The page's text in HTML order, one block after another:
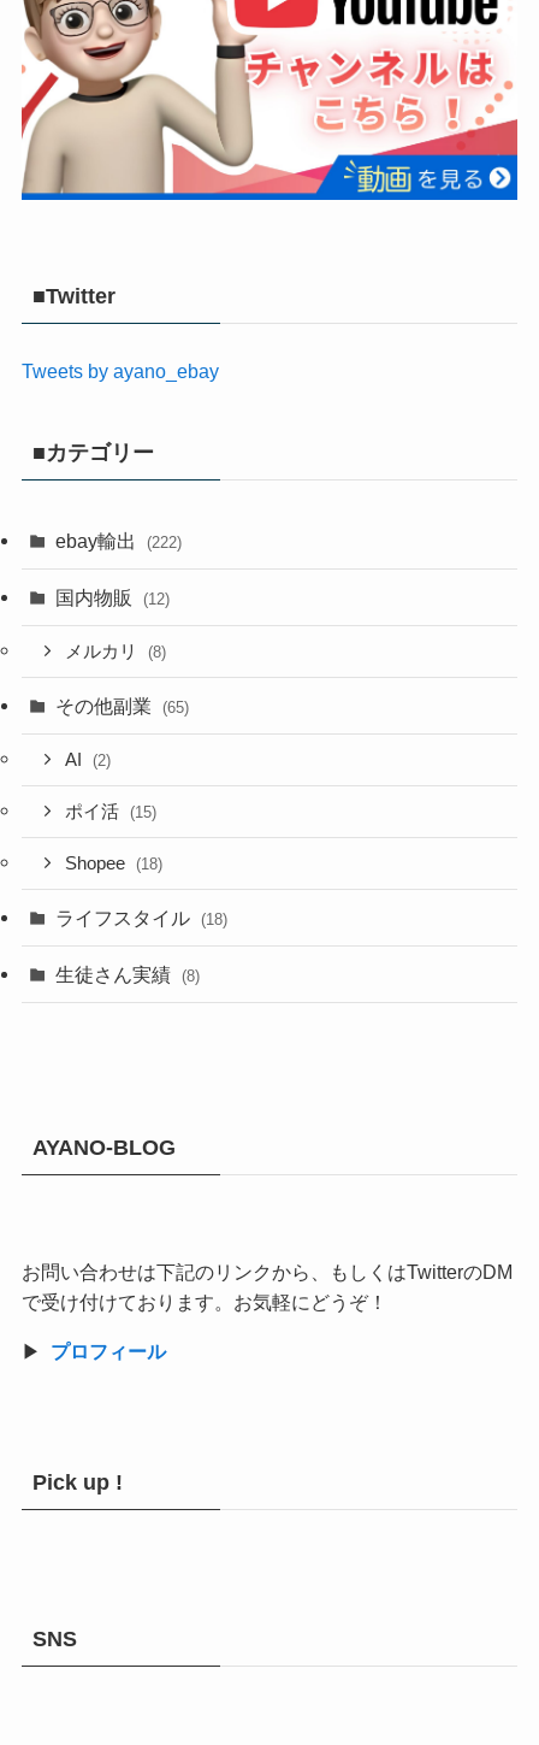
■Twitter
Tweets by ayano_ebay
■カテゴリー
ebay輸出 (222)
国内物販 (12)
メルカリ (8)
その他副業 (65)
AI (2)
ポイ活 (15)
Shopee (18)
ライフスタイル (18)
生徒さん実績 (8)
AYANO-BLOG
お問い合わせは下記のリンクから、もしくはTwitterのDM
で受け付けております。お気軽にどうぞ！
▶︎ プロフィール
Pick up !
SNS